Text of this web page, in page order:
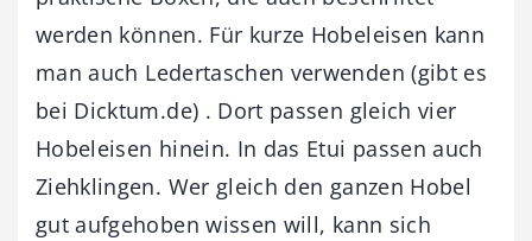
werden können. Für kurze Hobeleisen kann
man auch Ledertaschen verwenden (gibt es
bei Dicktum.de) . Dort passen gleich vier
Hobeleisen hinein. In das Etui passen auch
Ziehklingen. Wer gleich den ganzen Hobel
gut aufgehoben wissen will, kann sich